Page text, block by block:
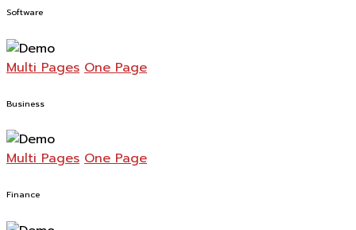
Software
Multi Pages One Page
Business
Multi Pages One Page
Finance